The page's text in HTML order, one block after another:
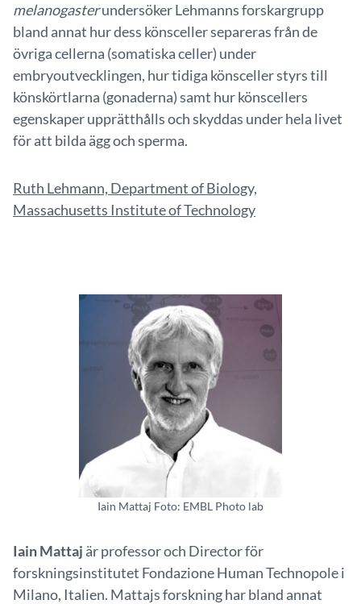
melanogasterundersöker Lehmanns forskargrupp
bland annat hur dess könsceller separeras från de
övriga cellerna (somatiska celler) under
embryoutvecklingen, hur tidiga könsceller styrs till
könskörtlarna (gonaderna) samt hur könscellers
egenskaper upprätthålls och skyddas under hela livet
för att bilda ägg och sperma.
Ruth Lehmann, Department of Biology,
Massachusetts Institute of Technology
Iain Mattaj Foto: EMBL Photo lab
Iain Mattaj är professor och Director för
forskningsinstitutet Fondazione Human Technopole i
Milano, Italien. Mattajs forskning har bland annat